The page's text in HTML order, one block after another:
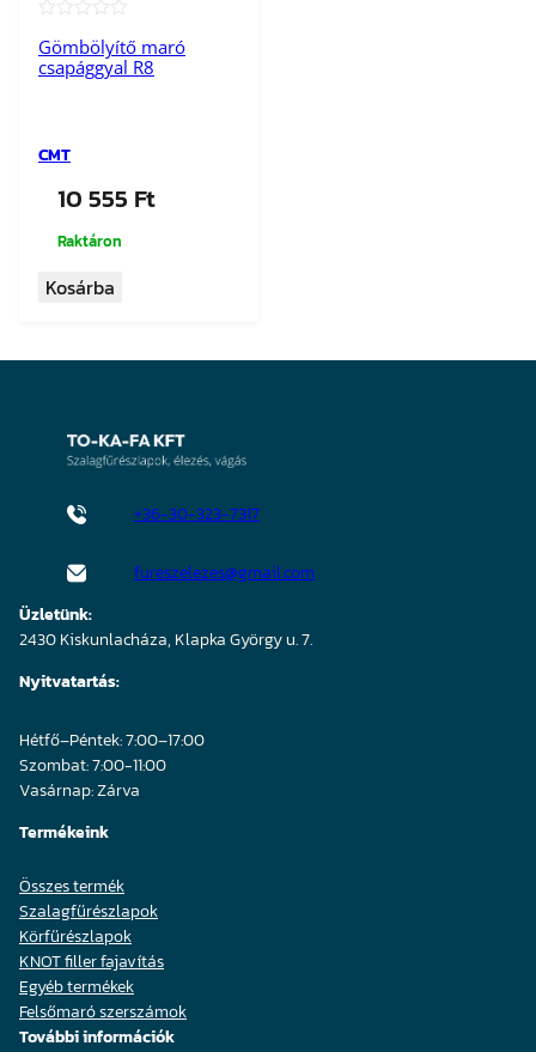
Gömbölyítő maró
csapággyal R8
CMT
10 555 Ft
Raktáron
Kosárba
+36-30-323-7317
fureszelezes@gmail.com
Üzletünk:
2430 Kiskunlacháza, Klapka György u. 7.
Nyitvatartás:
Hétfő–Péntek: 7:00–17:00
Szombat: 7:00-11:00
Vasárnap: Zárva
Termékeink
Összes termék
Szalagfűrészlapok
Körfűrészlapok
KNOT filler fajavítás
Egyéb termékek
Felsőmaró szerszámok
További információk